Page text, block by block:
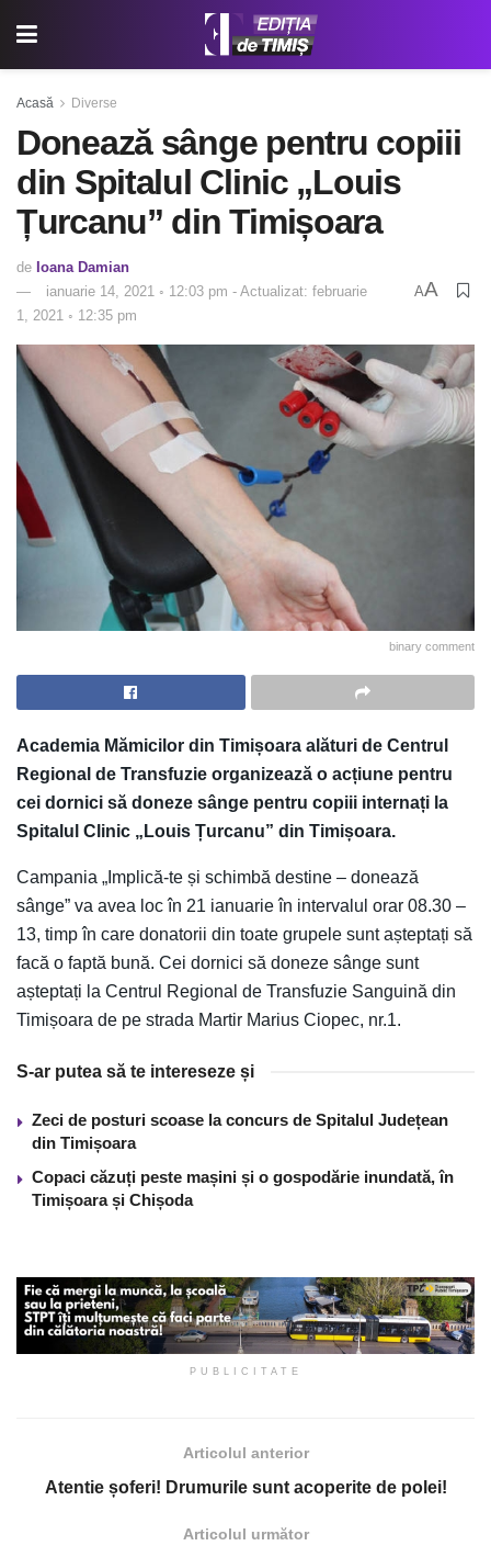
Acasă Diverse
Donează sânge pentru copiii
din Spitalul Clinic „Louis
Țurcanu” din Timișoara
de Ioana Damian
ianuarie 14, 2021 ◦ 12:03 pm - Actualizat: februarie
1, 2021 ◦ 12:35 pm
AA
binary comment
Academia Mămicilor din Timișoara alături de Centrul
Regional de Transfuzie organizează o acțiune pentru
cei dornici să doneze sânge pentru copiii internați la
Spitalul Clinic „Louis Țurcanu” din Timișoara.
Campania „Implică-te și schimbă destine – donează
sânge” va avea loc în 21 ianuarie în intervalul orar 08.30 –
13, timp în care donatorii din toate grupele sunt așteptați să
facă o faptă bună. Cei dornici să doneze sânge sunt
așteptați la Centrul Regional de Transfuzie Sanguină din
Timișoara de pe strada Martir Marius Ciopec, nr.1.
S-ar putea să te intereseze și
Zeci de posturi scoase la concurs de Spitalul Județean
din Timișoara
Copaci căzuți peste mașini și o gospodărie inundată, în
Timișoara și Chișoda
PUBLICITATE
Articolul anterior
Atentie șoferi! Drumurile sunt acoperite de polei!
Articolul următor